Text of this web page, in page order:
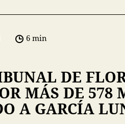
6 min
DE
MÁS DE 578
A GARCÍA